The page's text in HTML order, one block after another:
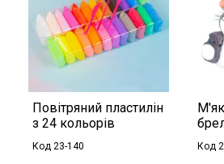
Повітряний пластилін
з 24 кольорів
Код 23-140 Код